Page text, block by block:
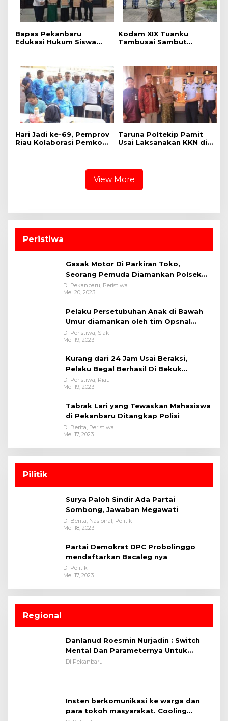
Bapas Pekanbaru
Edukasi Hukum Siswa
Perempuan dan Anak
Kodam XIX Tuanku
Tambusai Sambut
Bulqin dan Yonif TP
898/Pancalang Cakti
‎Hari Jadi ke-69, Pemprov
Riau Kolaborasi Pemkot
Taruna Poltekip Pamit
Usai Laksanakan KKN di
View More
Peristiwa
Gasak Motor Di Parkiran Toko,
Seorang Pemuda Diamankan Polsek
Bukit Raya
Di Pekanbaru, Peristiwa
Mei 20, 2023
Pelaku Persetubuhan Anak di Bawah
Umur diamankan oleh tim Opsnal
Polsek Tualang-Polres Siak-Polda Riau
Di Peristiwa, Siak
Mei 19, 2023
Kurang dari 24 Jam Usai Beraksi,
Pelaku Begal Berhasil Di Bekuk
Satreskrim Polres Kuansing
Di Peristiwa, Riau
Mei 19, 2023
Tabrak Lari yang Tewaskan Mahasiswa
di Pekanbaru Ditangkap Polisi
Di Berita, Peristiwa
Mei 17, 2023
Pilitik
Surya Paloh Sindir Ada Partai
Sombong, Jawaban Megawati
Di Berita, Nasional, Politik
Mei 18, 2023
Partai Demokrat DPC Probolinggo
mendaftarkan Bacaleg nya
Di Politik
Mei 17, 2023
Regional
Danlanud Roesmin Nurjadin : Switch
Mental Dan Parameternya Untuk
Melaksanakan ✈
Di Pekanbaru
Insten berkomunikasi ke warga dan
para tokoh masyarakat. Cooling